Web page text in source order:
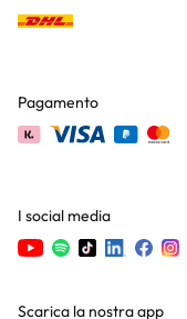
Pagamento
I social media
Scarica la nostra app